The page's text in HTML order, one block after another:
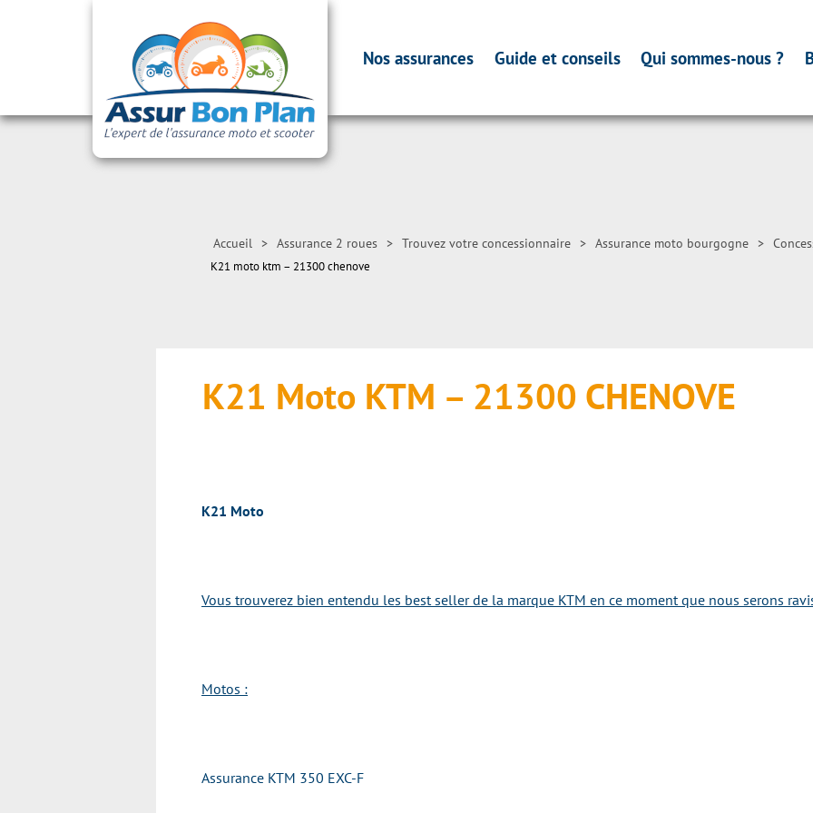
Nos assurances Guide et conseils Qui sommes-nous ?
Accueil > Assurance 2 roues > Trouvez votre concessionnaire > Assurance moto bourgogne >
K21 moto ktm – 21300 chenove
K21 Moto KTM – 21300 CHENOVE
K21 Moto
Vous trouverez bien entendu les best seller de la marque KTM en ce moment que nous serons
Motos :
Assurance KTM 350 EXC-F